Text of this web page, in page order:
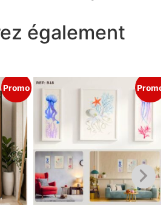
également
Promo Promo